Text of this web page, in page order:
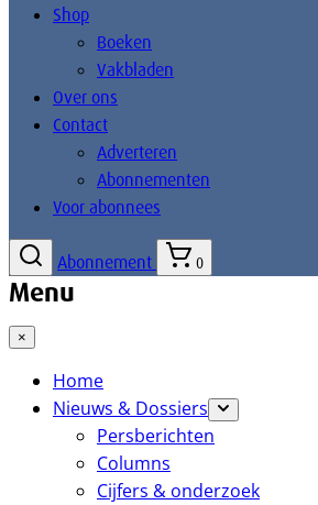
Shop
Boeken
Vakbladen
Over ons
Contact
Adverteren
Abonnementen
Voor abonnees
Abonnement 0
Menu
×
Home
Nieuws & Dossiers
Persberichten
Columns
Cijfers & onderzoek